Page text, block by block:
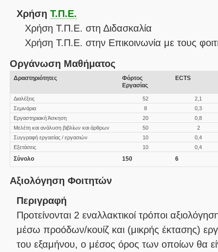
Χρήση Τ.Π.Ε.
Χρήση Τ.Π.Ε. στη Διδασκαλία
Χρήση Τ.Π.Ε. στην Επικοινωνία με τους
Οργάνωση Μαθήματος
Δραστηριότητες
Φόρτος
Εργασίας
ECTS
Διαλέξεις 52
2,1
Σεμινάρια
8
0,3
Εργαστηριακή Άσκηση
20
0,8
Μελέτη και ανάλυση βιβλίων και άρθρων
50
2
Συγγραφή εργασίας / εργασιών
10
0,4
Εξετάσεις
10 0,4
Σύνολο 150 6
Αξιολόγηση Φοιτητών
Περιγραφή
Προτείνονται 2 εναλλακτικοί τρόποι
μέσω προόδων/κουίζ και (μικρής έκτασης)
του εξαμήνου, ο μέσος όρος των οποίων θα